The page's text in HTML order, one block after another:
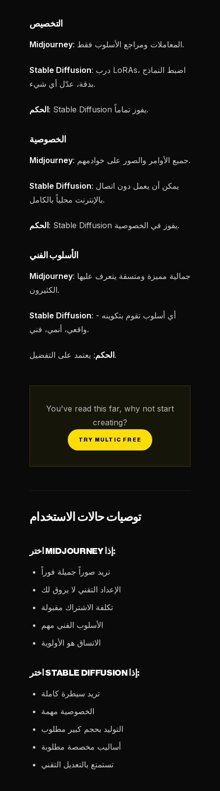
التخصيص
Midjourney : المعاملات ومراجع الأسلوب فقط.
Stable Diffusion: درب LoRAs، اضبط النماذج
بدقة، عدّل أي شيء.
الحكم : Stable Diffusion يفوز تماماً.
الخصوصية
Midjourney : جميع الأوامر والصور على خوادمهم.
Stable Diffusion: يمكن أن يعمل دون اتصال
بالإنترنت محلياً بالكامل.
الحكم : Stable Diffusion يفوز في الخصوصية.
الأسلوب الفني
Midjourney: جمالية مميزة ومتسقة يتعرف عليها
الكثيرون.
Stable Diffusion: أي أسلوب تقوم بتكوينه -
واقعي، أنمي، فني.
الحكم: يعتمد على التفضيل.
You've read this far, why not start
creating?
TRY MULTIC FREE
توصيات حالات الاستخدام
اختر MIDJOURNEY إذا:
تريد صوراً جميلة فوراً
الإعداد التقني لا يروق لك
تكلفة الاشتراك مقبولة
الأسلوب الفني مهم
الاتساق هو الأولوية
اختر STABLE DIFFUSION إذا:
تريد سيطرة كاملة
الخصوصية مهمة
التوليد بحجم كبير مطلوب
أساليب مخصصة مطلوبة
تستمتع بالتعديل التقني